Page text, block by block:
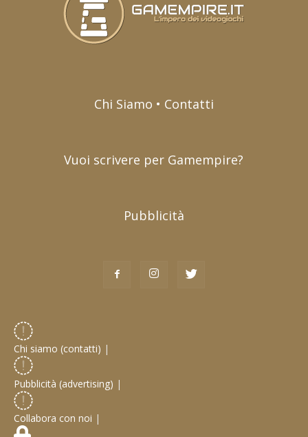
Chi Siamo • Contatti
Vuoi scrivere per Gamempire?
Pubblicità
Chi siamo (contatti) |
Pubblicità (advertising) |
Collabora con noi |